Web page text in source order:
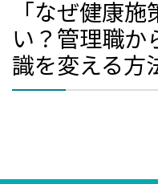
「なぜ健康
い？管理職か
識を変える方